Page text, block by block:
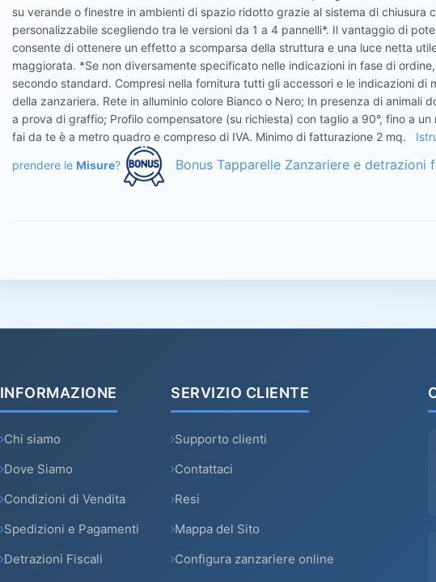
su verande o finestre in ambienti di spazio ridotto grazie al sistema di chiusura
personalizzabile scegliendo tra le versioni da 1 a 4 pannelli*. Il vantaggio di
consente di ottenere un effetto a scomparsa della struttura e una luce netta
maggiorata. *Se non diversamente specificato nelle indicazioni in fase di
secondo standard. Compresi nella fornitura tutti gli accessori e le indicazioni di
della zanzariera. Rete in alluminio colore Bianco o Nero; In presenza di animali
a prova di graffio; Profilo compensatore (su richiesta) con taglio a 90°, fino a
fai da te è a metro quadro e compreso di IVA. Minimo di fatturazione 2 mq.
prendere le Misure? Bonus Tapparelle Zanzariere e detrazioni
INFORMAZIONE
Chi siamo
Dove Siamo
Condizioni di Vendita
Spedizioni e Pagamenti
Detrazioni Fiscali
SERVIZIO CLIENTE
Supporto clienti
Contattaci
Resi
Mappa del Sito
Configura zanzariere online